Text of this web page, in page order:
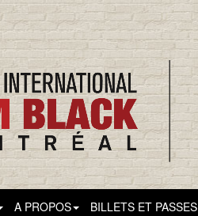
A PROPOS BILLETS ET PASSES